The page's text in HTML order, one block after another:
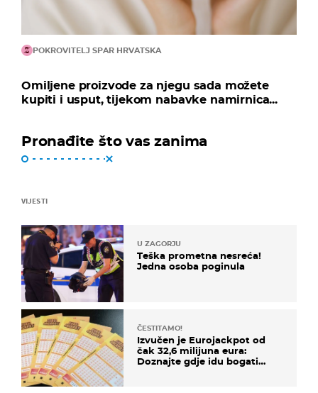
POKROVITELJ SPAR HRVATSKA
Omiljene proizvode za njegu sada možete
kupiti i usput, tijekom nabavke namirnica...
Pronađite što vas zanima
VIJESTI
U ZAGORJU
Teška prometna nesreća!
Jedna osoba poginula
ČESTITAMO!
Izvučen je Eurojackpot od
čak 32,6 milijuna eura:
Doznajte gdje idu bogati